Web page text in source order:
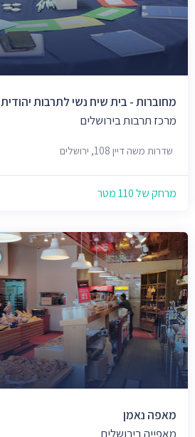
מחוברות - בית שיח נשי לתרבות יהודית
מרכז תרבות בירושלים
שדרות משה דיין 108, ירושלים
מרחק של 110 מטר
מאפה נאמן
מאפייה בירושלים